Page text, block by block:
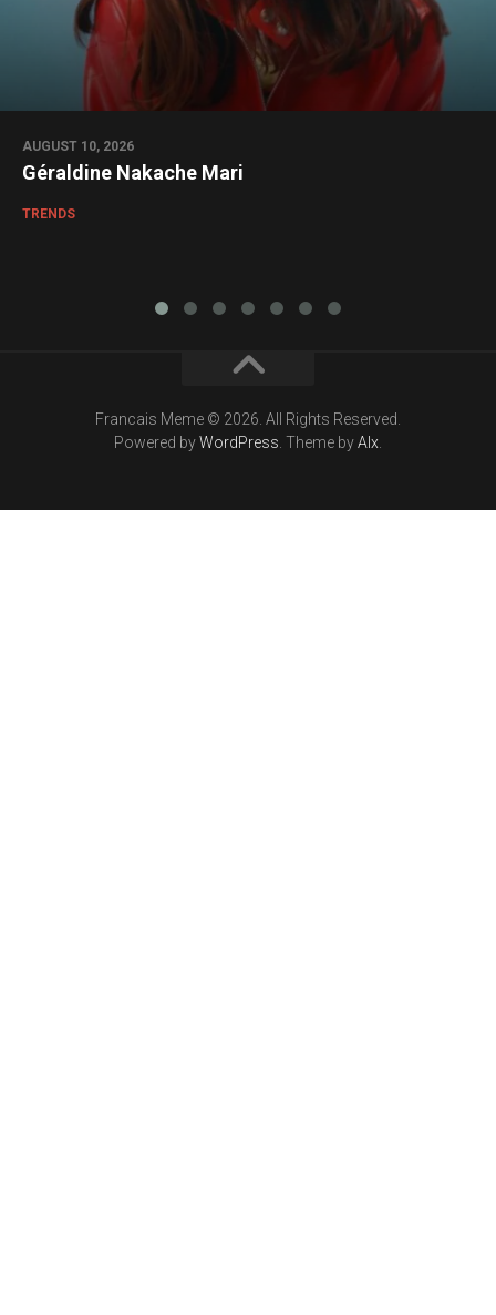
AUGUST 10, 2026
Géraldine Nakache Mari
TRENDS
Francais Meme © 2026. All Rights Reserved.
Powered byWordPress . Theme byAlx